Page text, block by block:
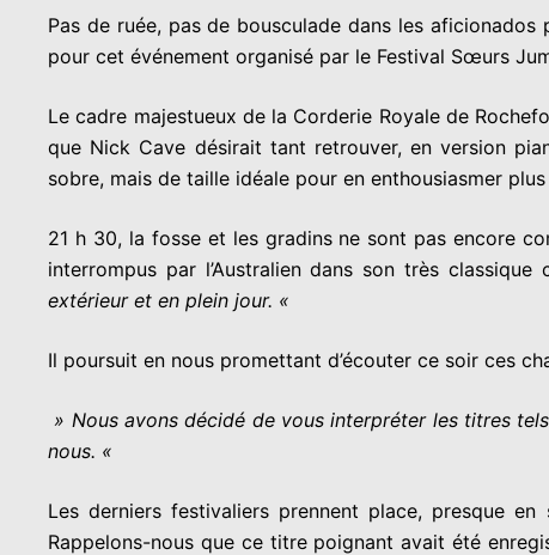
Pas de ruée, pas de bousculade dans les
pour cet événement organisé par le Festival Sœurs
Le cadre majestueux de la Corderie Royale de
que Nick Cave désirait tant retrouver, en version
sobre, mais de taille idéale pour en enthousiasmer plus
21 h 30, la fosse et les gradins ne sont pas encore
interrompus par l’Australien dans son très
extérieur et en plein jour. «
Il poursuit en nous promettant d’écouter ce soir ces
» Nous avons décidé de vous interpréter les titres
nous. «
Les derniers festivaliers prennent place, presque
Rappelons-nous que ce titre poignant avait été